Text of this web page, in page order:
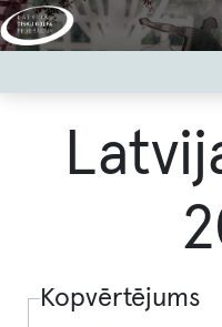
Pārlekt
uz
menu
Kopvērtējums